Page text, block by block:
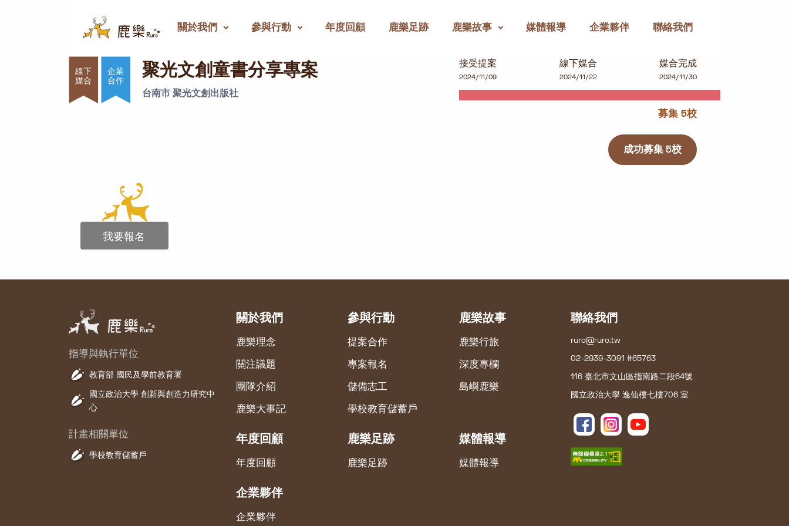
關於我們 參與行動 年度回顧 鹿樂足跡 鹿樂故事 媒體報導 企業夥伴 聯絡我們
聚光文創童書分享專案
企業
合作
聚光文創童書分享專案
台南市 聚光文創出版社
接受提案
2024/11/09
線下媒合
2024/11/22
媒合完成
2024/11/30
募集 5校
成功募集 5校
指導與執行單位
教育部 國民及學前教育署
國立政治大學 創新與創造力研究中
心
計畫相關單位
學校教育儲蓄戶
關於我們
鹿樂理念
關注議題
團隊介紹
鹿樂大事記
參與行動
提案合作
專案報名
儲備志工
學校教育儲蓄戶
鹿樂故事
鹿樂行旅
深度專欄
島嶼鹿樂
年度回顧
年度回顧
鹿樂足跡
鹿樂足跡
媒體報導
媒體報導
企業夥伴
企業夥伴
聯絡我們
ruro@ruro.tw
02-2939-3091 #65763
116 臺北市文山區指南路二段64號
國立政治大學 逸仙樓七樓706 室